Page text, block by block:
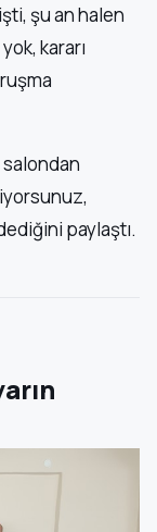
şu an halen
kararı
salondan
paylaştı.